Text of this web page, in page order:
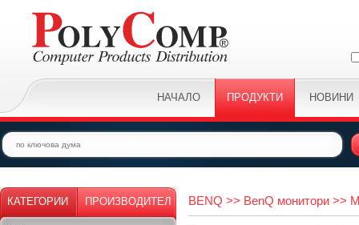
НАЧАЛО ПРОДУКТИ НОВИНИ
КАТЕГОРИИ ПРОИЗВОДИТЕЛ BENQ >> BenQ монитори >>